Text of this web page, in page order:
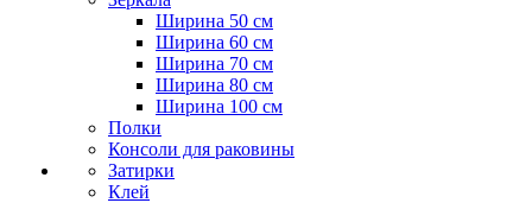
Ширина 50 см
Ширина 60 см
Ширина 70 см
Ширина 80 см
Ширина 100 см
Полки
Консоли для раковины
Затирки
Клей